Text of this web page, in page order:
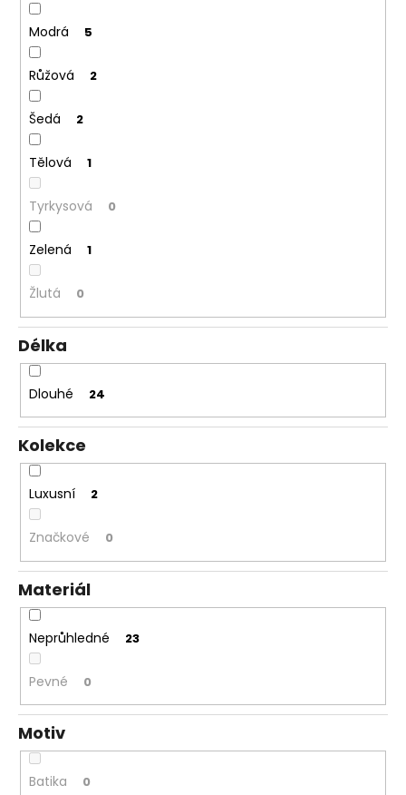
Modrá 5
Růžová 2
Šedá 2
Tělová 1
Tyrkysová 0
Zelená 1
Žlutá 0
Délka
Dlouhé 24
Kolekce
Luxusní 2
Značkové 0
Materiál
Neprůhledné 23
Pevné 0
Motiv
Batika 0